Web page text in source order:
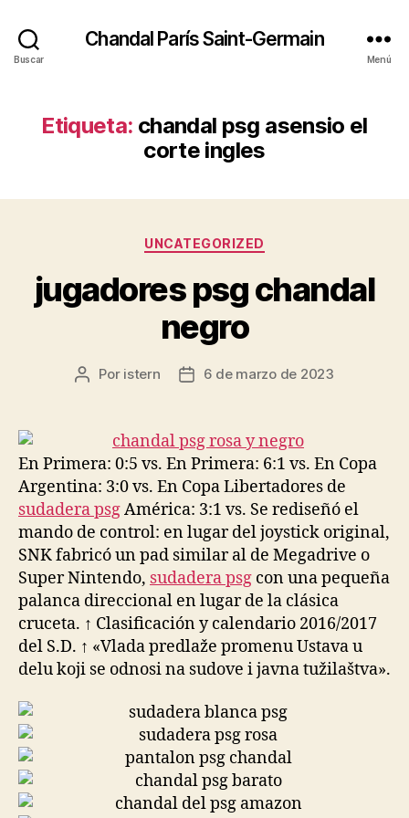
Buscar
Chandal París Saint-Germain
Menú
Etiqueta: chandal psg asensio el
corte ingles
Categorías
UNCATEGORIZED
jugadores psg chandal
negro
Autor
entrada
Por istern
Fecha
entrada
6 de marzo de 2023
En Primera: 0:5 vs. En Primera: 6:1 vs. En Copa
Argentina: 3:0 vs. En Copa Libertadores de
sudadera psgAmérica: 3:1 vs. Se rediseñó el
mando de control: en lugar del joystick original,
SNK fabricó un pad similar al de Megadrive o
Super Nintendo, sudadera psg con una pequeña
palanca direccional en lugar de la clásica
cruceta. ↑ Clasificación y calendario 2016/2017
del S.D. ↑ «Vlada predlaže promenu Ustava u
delu koji se odnosi na sudove i javna tužilaštva».